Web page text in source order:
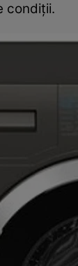
condiţii.